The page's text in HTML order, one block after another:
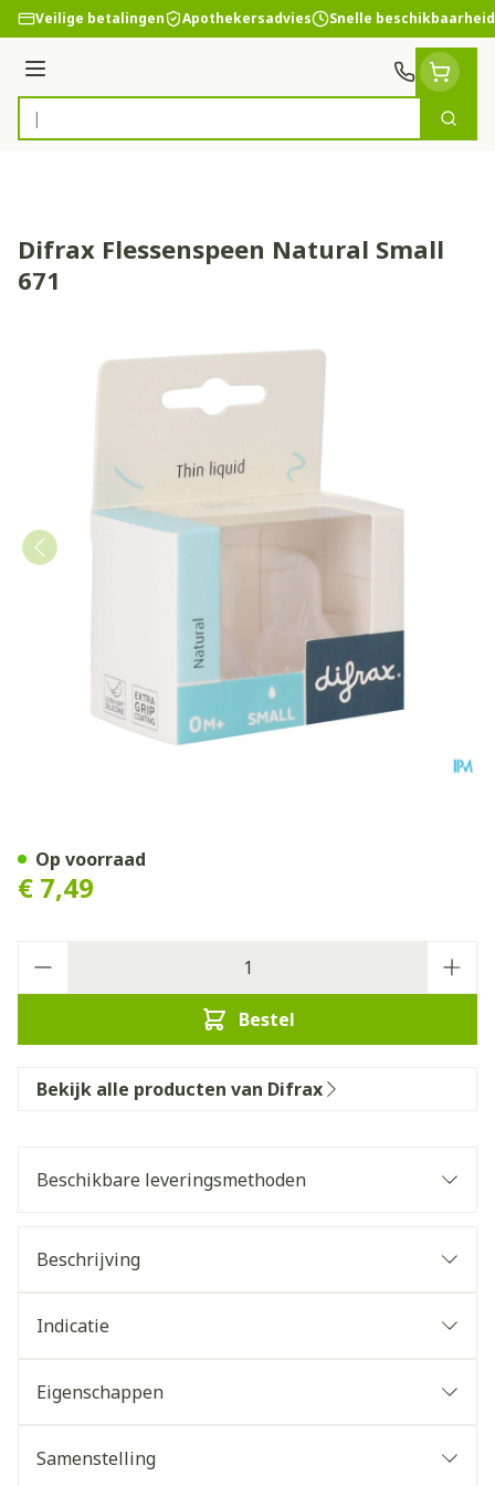
Ga naar de inhoud
Veilige betalingen Apothekersadvies Snelle beschikbaarheid
Menu
Product, merk, categorie...
Zoek
Difrax Flessenspeen Natural Small
671
€ 7,49
Bestel
Op voorraad
Bekijk alle producten van Difrax
Beschikbare leveringsmethoden
Beschrijving
Indicatie
Eigenschappen
Samenstelling